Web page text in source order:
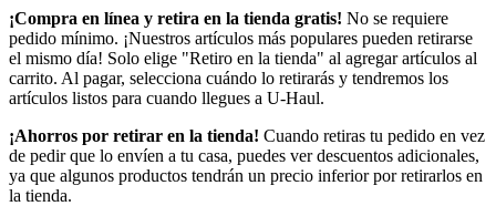
¡Compra en línea y retira en la tienda gratis! No se requiere
pedido mínimo. ¡Nuestros artículos más populares pueden retirarse
el mismo día! Solo elige "Retiro en la tienda" al agregar artículos al
carrito. Al pagar, selecciona cuándo lo retirarás y tendremos los
artículos listos para cuando llegues a U-Haul.
¡Ahorros por retirar en la tienda! Cuando retiras tu pedido en vez
de pedir que lo envíen a tu casa, puedes ver descuentos adicionales,
ya que algunos productos tendrán un precio inferior por retirarlos en
la tienda.